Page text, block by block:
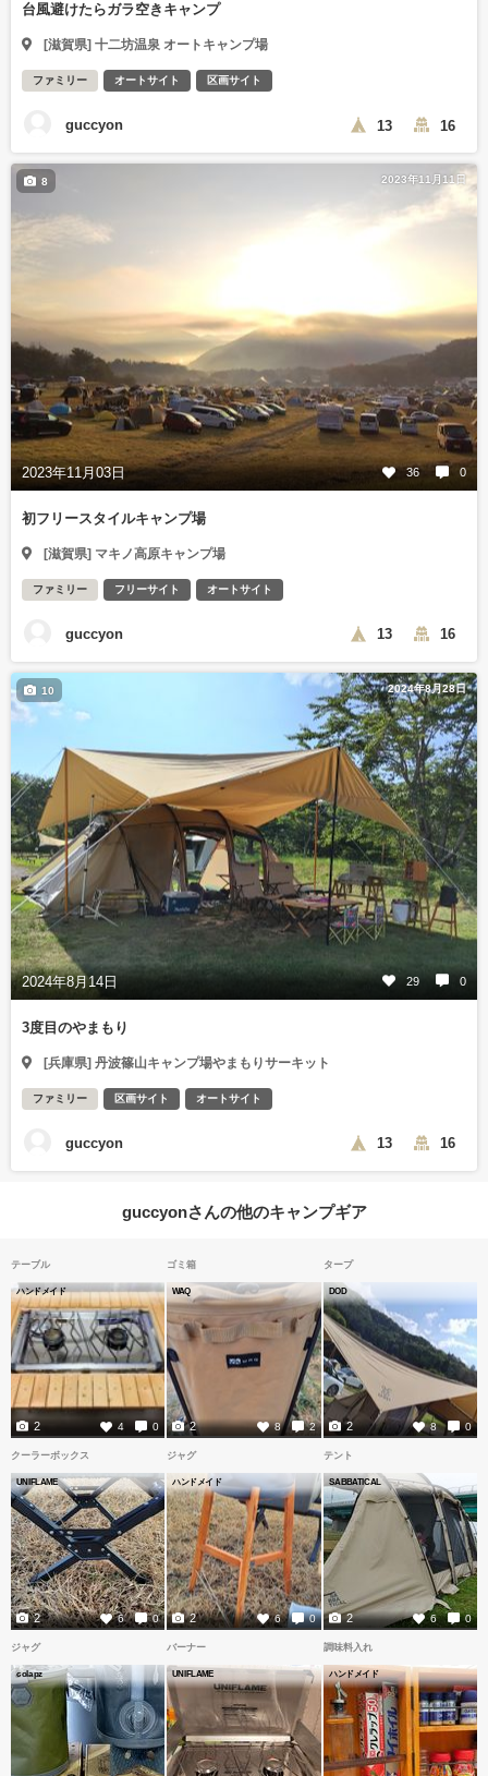
台風避けたらガラ空きキャンプ
[滋賀県] 十二坊温泉 オートキャンプ場
ファミリー オートサイト 区画サイト
guccyon 13 16
2023年11月11日
2023年11月03日 36 0
8
初フリースタイルキャンプ場
[滋賀県] マキノ高原キャンプ場
ファミリー フリーサイト オートサイト
guccyon 13 16
2024年8月28日
2024年8月14日 29 0
10
3度目のやまもり
[兵庫県] 丹波篠山キャンプ場やまもりサーキット
ファミリー 区画サイト オートサイト
guccyon 13 16
guccyonさんの他のキャンプギア
テーブル
ハンドメイド
4 0
2
ゴミ箱
WAQ
8 2
2
タープ
DOD
8 0
2
クーラーボックス
UNIFLAME
6 0
2
ジャグ
ハンドメイド
6 0
2
テント
SABBATICAL
6 0
2
ジャグ
colapz
バーナー
UNIFLAME
調味料入れ
ハンドメイド